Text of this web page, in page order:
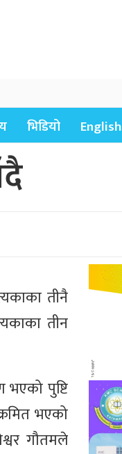
भिडियो English
तीनै
तीन
पुष्टि
भएको
गौतमले